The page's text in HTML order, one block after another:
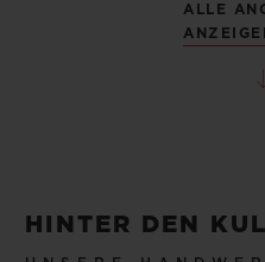
ALLE
HINTER DEN